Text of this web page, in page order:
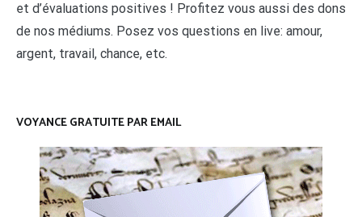
et d’évaluations positives ! Profitez vous aussi des dons
de nos médiums. Posez vos questions en live: amour,
argent, travail, chance, etc.
VOYANCE GRATUITE PAR EMAIL